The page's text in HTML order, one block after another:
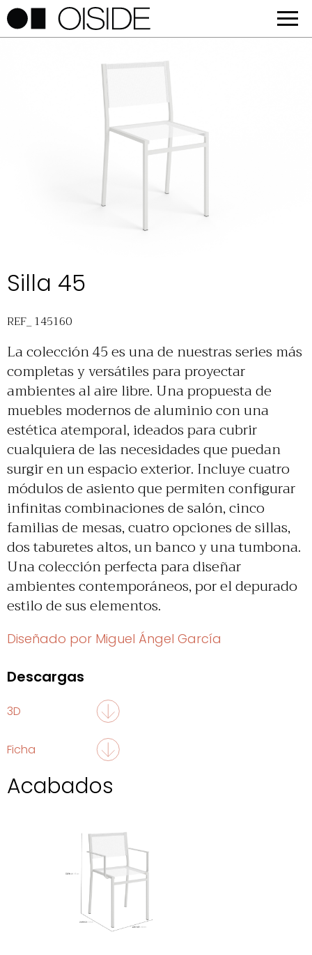
Silla 45
REF_ 145160
La colección 45 es una de nuestras series más
completas y versátiles para proyectar
ambientes al aire libre. Una propuesta de
muebles modernos de aluminio con una
estética atemporal, ideados para cubrir
cualquiera de las necesidades que puedan
surgir en un espacio exterior. Incluye cuatro
módulos de asiento que permiten configurar
infinitas combinaciones de salón, cinco
familias de mesas, cuatro opciones de sillas,
dos taburetes altos, un banco y una tumbona.
Una colección perfecta para diseñar
ambientes contemporáneos, por el depurado
estilo de sus elementos.
Diseñado por Miguel Ángel García
Descargas
3D
Ficha
Acabados